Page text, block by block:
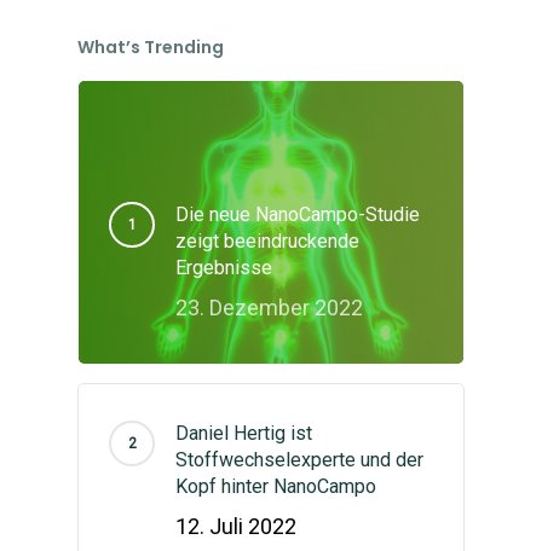
What’s Trending
Die neue NanoCampo-Studie
zeigt beeindruckende
Ergebnisse
23. Dezember 2022
Daniel Hertig ist
Stoffwechselexperte und der
Kopf hinter NanoCampo
12. Juli 2022